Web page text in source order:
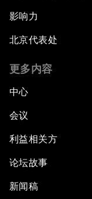
影响力
北京代表处
更多内容
中心
会议
利益相关方
论坛故事
新闻稿